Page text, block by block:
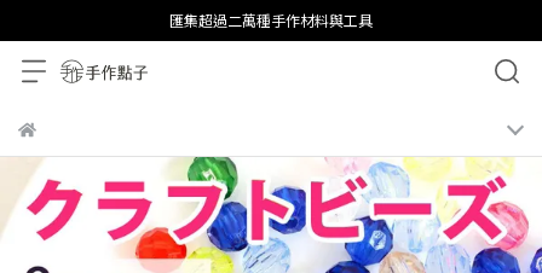
匯集超過二萬種手作材料與工具